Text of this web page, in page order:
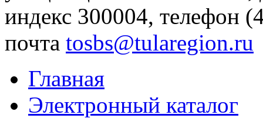
индекс 300004, телефон
почта tosbs@tularegion.ru
Главная
Электронный каталог